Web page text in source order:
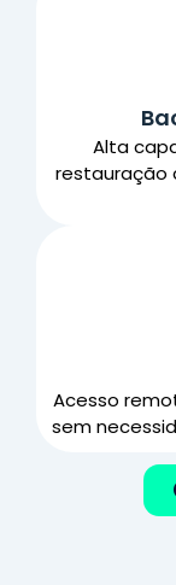
Alta
restauração
Acesso
sem